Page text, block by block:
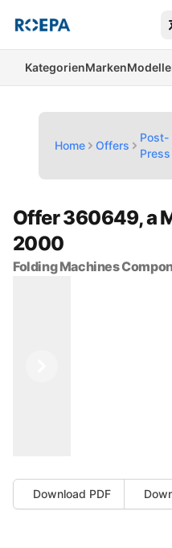
KategorienMarkenModelle
Home Offers
Post-
Press
Offer 360649, a
2000
Folding Machines
Download PDF